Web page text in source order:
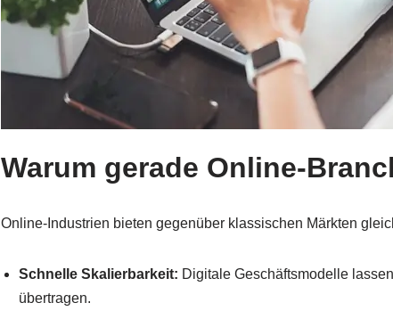
Warum gerade Online-
Online-Industrien bieten gegenüber klassischen Märkten
Schnelle Skalierbarkeit: Digitale Geschäftsmodelle
übertragen.